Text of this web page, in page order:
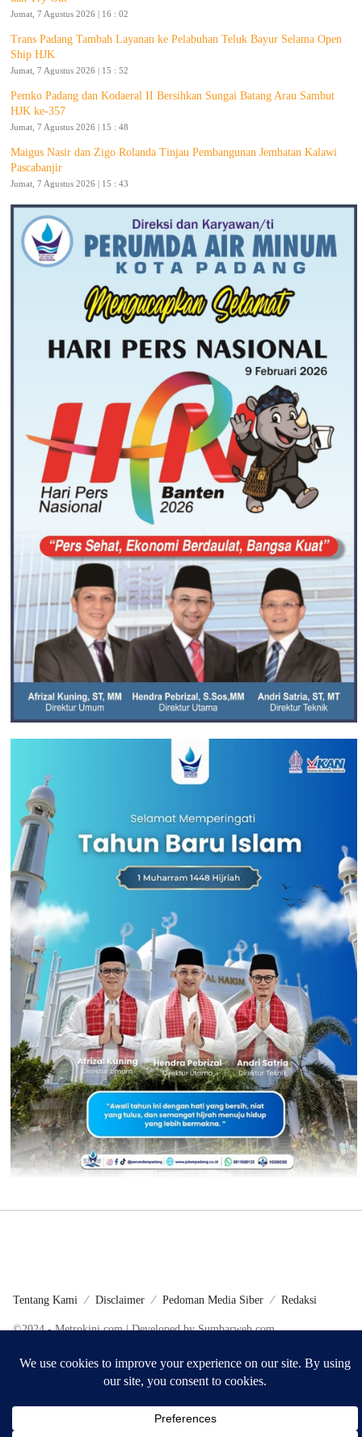
Jumat, 7 Agustus 2026 | 16 : 02
Trans Padang Tambah Layanan ke Pelabuhan Teluk Bayur Selama Open
Ship HJK
Jumat, 7 Agustus 2026 | 15 : 52
Pemko Padang dan Kodaeral II Bersihkan Sungai Batang Arau Sambut
HJK ke-357
Jumat, 7 Agustus 2026 | 15 : 48
Maigus Nasir dan Zigo Rolanda Tinjau Pembangunan Jembatan Kalawi
Pascabanjir
Jumat, 7 Agustus 2026 | 15 : 43
Tentang Kami Disclaimer Pedoman Media Siber Redaksi
©2024 - Metrokini.com | Developed by Sumbarweb.com